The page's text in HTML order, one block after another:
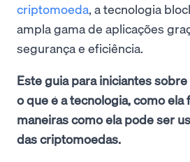
criptomoeda, a tecnologia
ampla gama de aplicações
segurança e eficiência.
Este guia para iniciantes
o que é a tecnologia, como ela
maneiras como ela pode ser
das criptomoedas.